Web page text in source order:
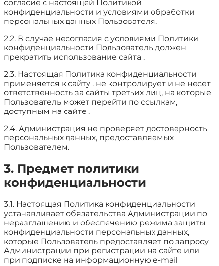
согласие с настоящей Политикой
конфиденциальности и условиями обработки
персональных данных Пользователя.
2.2. В случае несогласия с условиями Политики
конфиденциальности Пользователь должен
прекратить использование сайта .
2.3. Настоящая Политика конфиденциальности
применяется к сайту . не контролирует и не несет
ответственность за сайты третьих лиц, на которые
Пользователь может перейти по ссылкам,
доступным на сайте .
2.4. Администрация не проверяет достоверность
персональных данных, предоставляемых
Пользователем.
3. Предмет политики
конфиденциальности
3.1. Настоящая Политика конфиденциальности
устанавливает обязательства Администрации по
неразглашению и обеспечению режима защиты
конфиденциальности персональных данных,
которые Пользователь предоставляет по запросу
Администрации при регистрации на сайте или
при подписке на информационную e-mail